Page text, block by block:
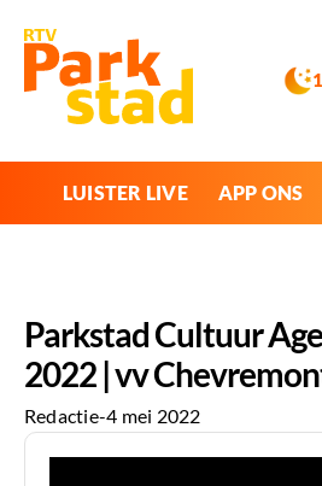
LUISTER LIVE APP ONS
Parkstad Cultuur
2022 | vv
Redactie-4 mei 2022